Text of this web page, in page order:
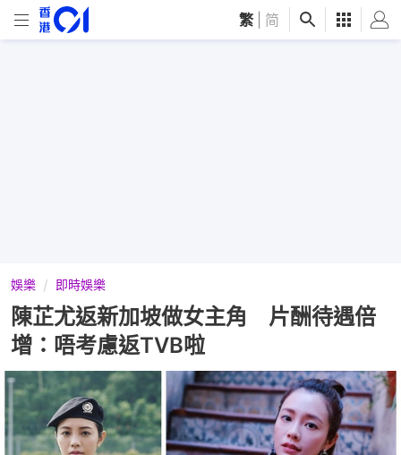
繁 简
娛樂 即時娛樂
陳芷尤返新加坡做女主角 片酬待遇倍
增：唔考慮返TVB啦